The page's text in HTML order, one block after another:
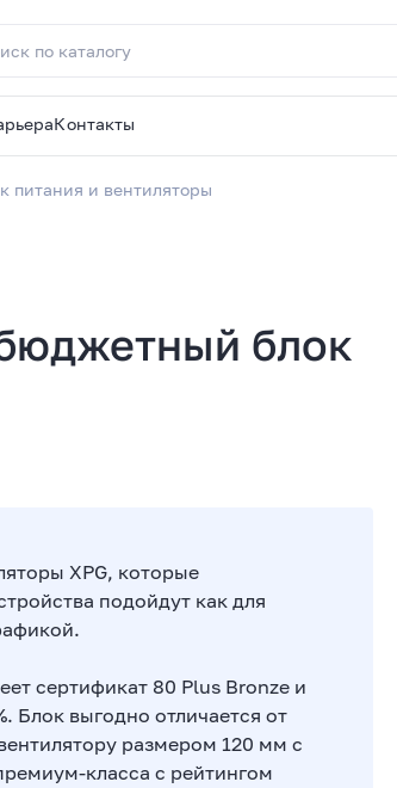
Контакты
питания и вентиляторы
блок
XPG, которые
подойдут как для
сертификат 80 Plus Bronze и
Блок выгодно отличается от
размером 120 мм с
класса с рейтингом